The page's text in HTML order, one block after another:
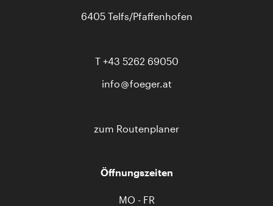
6405 Telfs/Pfaffenhofen
T +43 5262 69050
info
foeger.at
zum Routenplaner
Öffnungszeiten
MO - FR